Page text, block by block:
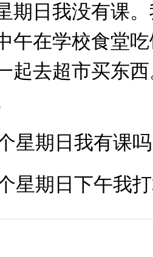
期日我没有课
午在学校食堂
起去超市买东
星期日我有课吗
星期日下午我